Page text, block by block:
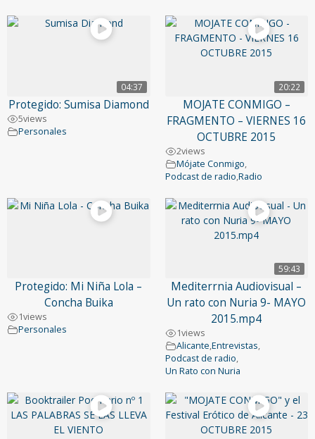
04:37
Protegido: Sumisa Diamond
5views
Personales
20:22
MOJATE CONMIGO –
FRAGMENTO – VIERNES 16
OCTUBRE 2015
2views
Mójate Conmigo,
Podcast de radio,Radio
Protegido: Mi Niña Lola –
Concha Buika
1views
Personales
59:43
Mediterrnia Audiovisual –
Un rato con Nuria 9- MAYO
2015.mp4
1views
Alicante,Entrevistas,
Podcast de radio,
Un Rato con Nuria